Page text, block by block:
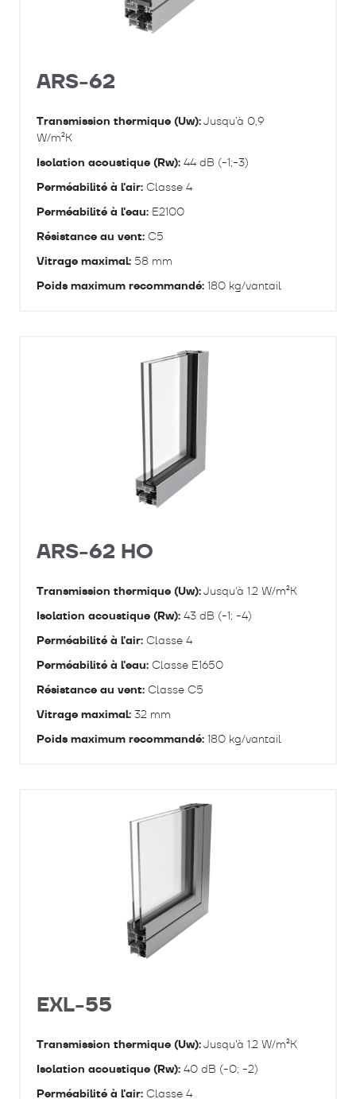
ARS-62
Transmission thermique (Uw):Jusqu’à 0,9
W/m²K
Isolation acoustique (Rw): 44 dB (-1;-3)
Perméabilité à l'air: Classe 4
Perméabilité à l'eau: E2100
Résistance au vent: C5
Vitrage maximal: 58 mm
Poids maximum recommandé: 180 kg/vantail
ARS-62 HO
Transmission thermique (Uw):Jusqu'à 1.2 W/m²K
Isolation acoustique (Rw): 43 dB (-1; -4)
Perméabilité à l'air: Classe 4
Perméabilité à l'eau: Classe E1650
Résistance au vent: Classe C5
Vitrage maximal: 32 mm
Poids maximum recommandé: 180 kg/vantail
EXL-55
Transmission thermique (Uw):Jusqu'à 1.2 W/m²K
Isolation acoustique (Rw): 40 dB (-0; -2)
Perméabilité à l'air: Classe 4